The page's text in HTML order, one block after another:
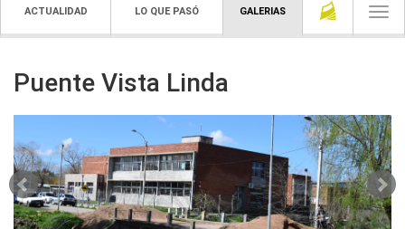
ACTUALIDAD LO QUE PASÓ GALERIAS
Puente Vista Linda